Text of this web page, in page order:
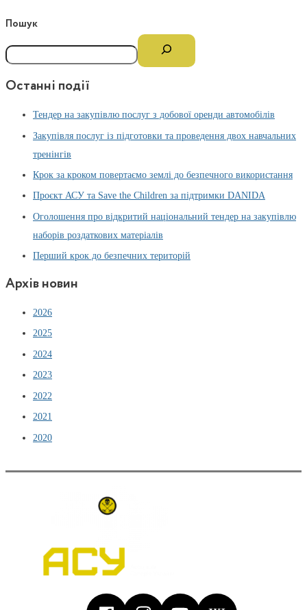
Пошук
Останні події
Тендер на закупівлю послуг з добової оренди автомобілів
Закупівля послуг із підготовки та проведення двох навчальних
тренінгів
Крок за кроком повертаємо землі до безпечного використання
Проєкт АСУ та Save the Children за підтримки DANIDA
Оголошення про відкритий національний тендер на закупівлю
наборів роздаткових матеріалів
Перший крок до безпечних територій
Архів новин
2026
2025
2024
2023
2022
2021
2020